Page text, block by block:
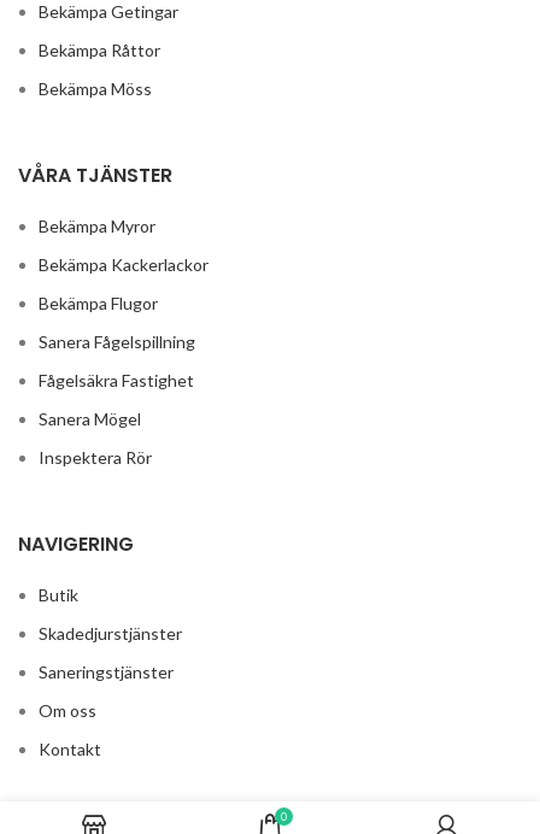
Bekämpa Getingar
Bekämpa Råttor
Bekämpa Möss
VÅRA TJÄNSTER
Bekämpa Myror
Bekämpa Kackerlackor
Bekämpa Flugor
Sanera Fågelspillning
Fågelsäkra Fastighet
Sanera Mögel
Inspektera Rör
NAVIGERING
Butik
Skadedjurstjänster
Saneringstjänster
Om oss
Kontakt
0